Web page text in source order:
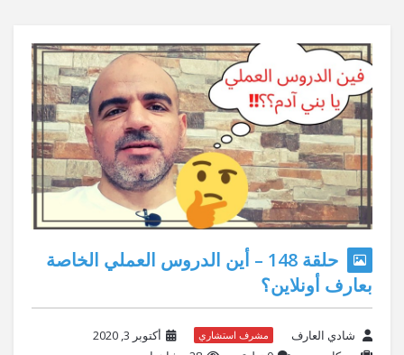
حلقة 148 – أين الدروس العملي الخاصة
بعارف أونلاين؟
شادي العارف مشرف استشاري
أكتوبر 3, 2020